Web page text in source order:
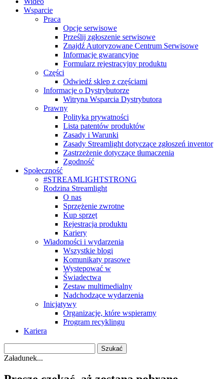
Wsparcie
Praca
Opcje serwisowe
Prześlij zgłoszenie serwisowe
Znajdź Autoryzowane Centrum Serwisowe
Informacje gwarancyjne
Formularz rejestracyjny produktu
Części
Odwiedź sklep z częściami
Informacje o Dystrybutorze
Witryna Wsparcia Dystrybutora
Prawny
Polityka prywatności
Lista patentów produktów
Zasady i Warunki
Zasady Streamlight dotyczące zgłoszeń inventor
Zastrzeżenie dotyczące tłumaczenia
Zgodność
Społeczność
#STREAMLIGHTSTRONG
Rodzina Streamlight
O nas
Sprzężenie zwrotne
Kup sprzęt
Rejestracja produktu
Kariery
Wiadomości i wydarzenia
Wszystkie blogi
Komunikaty prasowe
Wystepować w
Świadectwa
Zestaw multimedialny
Nadchodzące wydarzenia
Inicjatywy
Organizacje, które wspieramy
Program recyklingu
Kariera
Załadunek...